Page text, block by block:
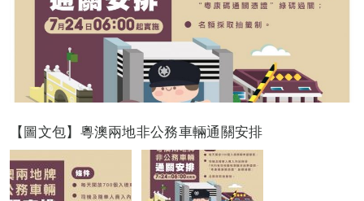
【圖文包】粵澳兩地非公務車輛通關安排